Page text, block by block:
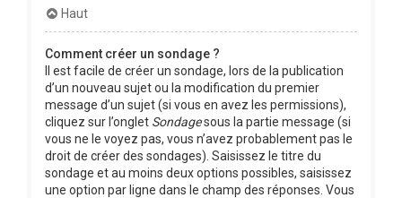
Haut
Comment créer un sondage ?
Il est facile de créer un sondage, lors de la publication
d’un nouveau sujet ou la modification du premier
message d’un sujet (si vous en avez les permissions),
cliquez sur l’onglet Sondagesous la partie message (si
vous ne le voyez pas, vous n’avez probablement pas le
droit de créer des sondages). Saisissez le titre du
sondage et au moins deux options possibles, saisissez
une option par ligne dans le champ des réponses. Vous